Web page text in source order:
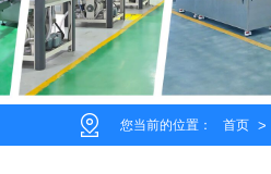
您当前的位置： 首页